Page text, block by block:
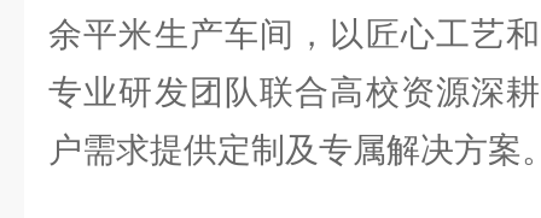
余平米生产车间，以匠心工艺
专业研发团队联合高校资源深
户需求提供定制及专属解决方案